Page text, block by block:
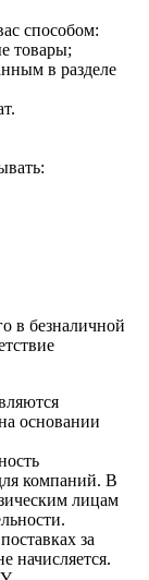
способом:
товары;
в разделе
в безналичной
основании
компаний. В
лицам
за
начисляется.